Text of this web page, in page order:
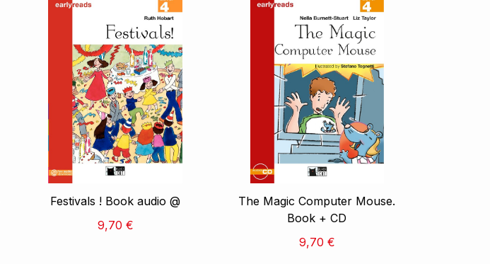
Festivals ! Book audio @
9,70 €
The Magic Computer Mouse.
Book + CD
9,70 €